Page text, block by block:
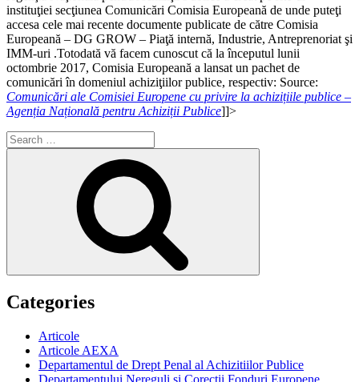
instituţiei secţiunea Comunicări Comisia Europeană de unde puteţi
accesa cele mai recente documente publicate de către Comisia
Europeană – DG GROW – Piaţă internă, Industrie, Antreprenoriat şi
IMM-uri .Totodată vă facem cunoscut că la începutul lunii
octombrie 2017, Comisia Europeană a lansat un pachet de
comunicări în domeniul achiziţiilor publice, respectiv: Source:
Comunicări ale Comisiei Europene cu privire la achizițiile publice –
Agenția Națională pentru Achiziții Publice]]>
Search
for:
Categories
Articole
Articole AEXA
Departamentul de Drept Penal al Achizitiilor Publice
Departamentului Nereguli si Corectii Fonduri Europene